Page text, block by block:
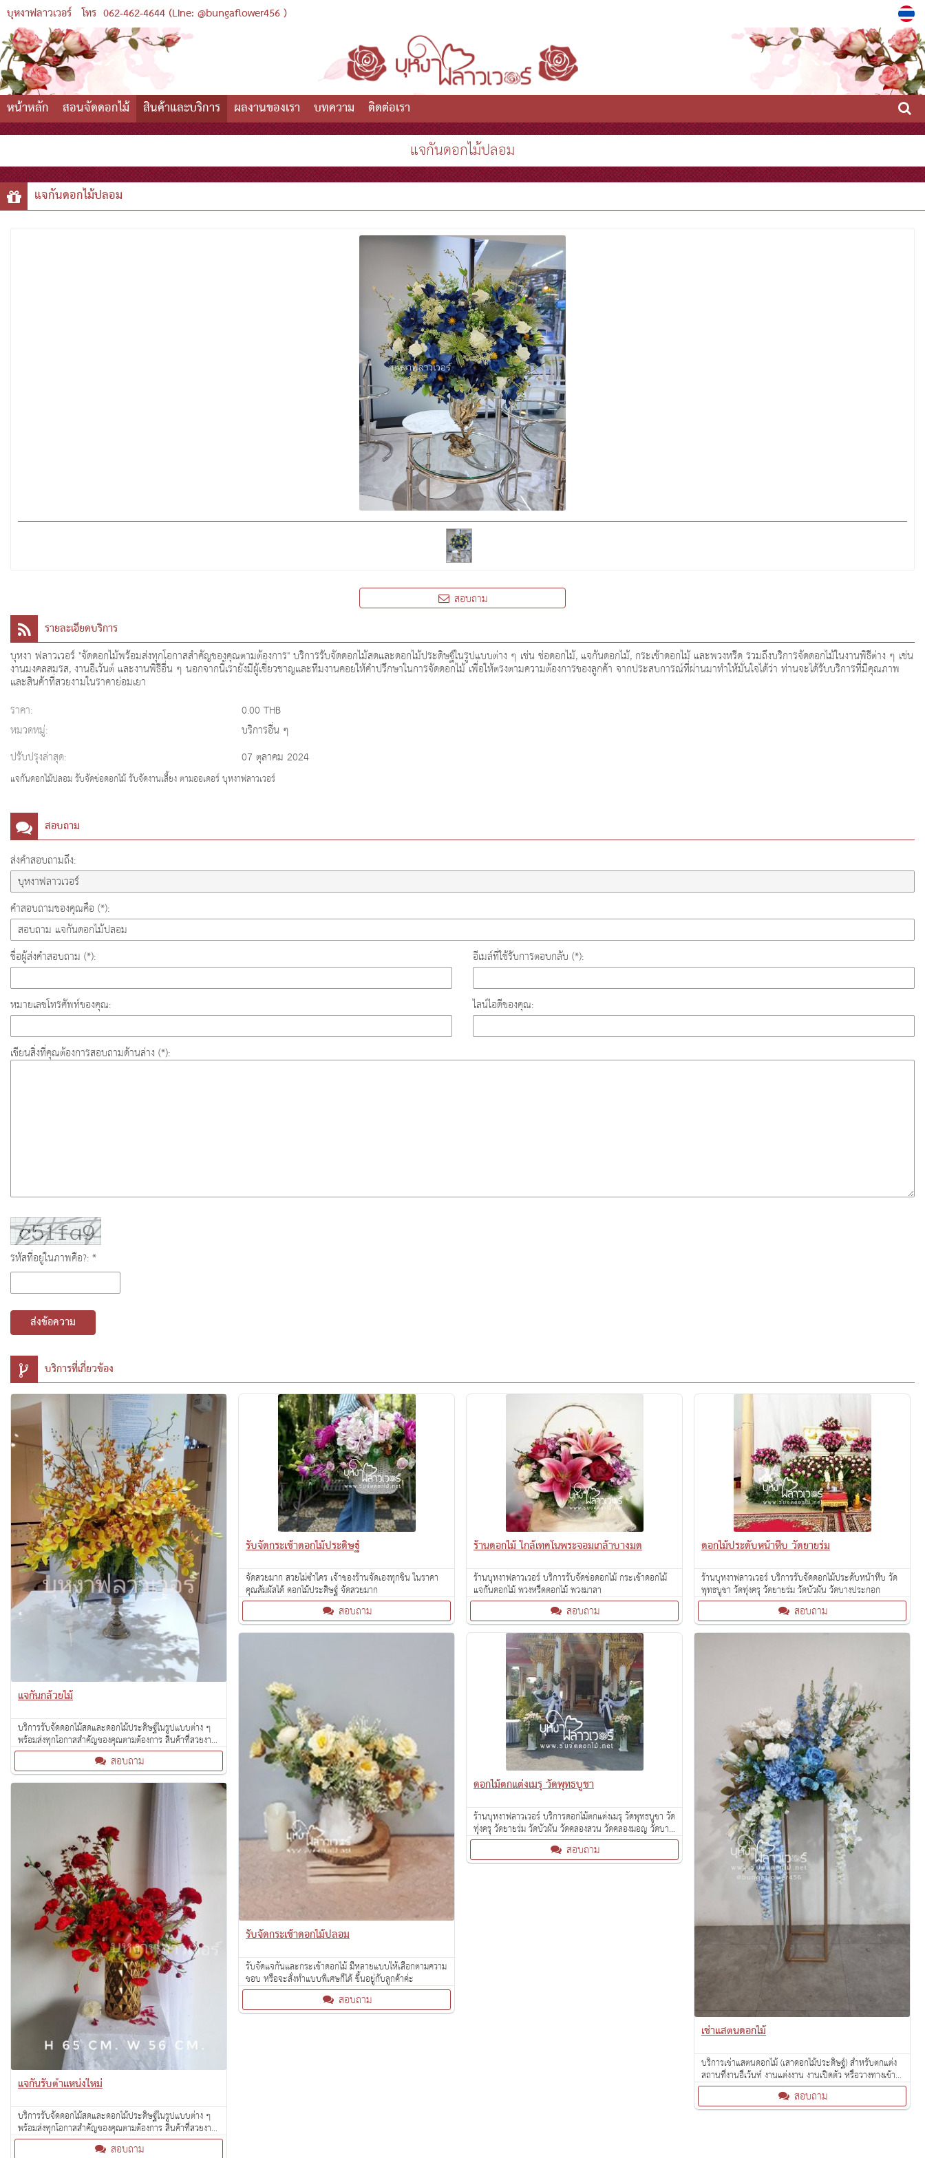
บุหงาฟลาวเวอร์ โทร 062-462-4644 (Line: @bungaflower456 )
หน้าหลัก สอนจัดดอกไม้ สินค้าและบริการ ผลงานของเรา บทความ ติดต่อเรา
แจกันดอกไม้ปลอม
แจกันดอกไม้ปลอม
สอบถาม
รายละเอียดบริการ
บุหงา ฟลาวเวอร์ "จัดดอกไม้พร้อมส่งทุกโอกาสสำคัญของคุณตามต้องการ" บริการรับจัดดอกไม้สดและดอกไม้ประดิษฐ์ในรูปแบบต่าง ๆ เช่น ช่อดอกไม้, แจกันดอกไม้, กระเช้าดอกไม้ และพวงหรีด รวมถึงบริการจัดดอกไม้ในงานพิธีต่าง ๆ เช่น
งานมงคลสมรส, งานอีเว้นต์ และงานพิธีอื่น ๆ นอกจากนี้เรายังมีผู้เชี่ยวชาญและทีมงานคอยให้คำปรึกษาในการจัดดอกไม้ เพื่อให้ตรงตามความต้องการของลูกค้า จากประสบการณ์ที่ผ่านมาทำให้มั่นใจได้ว่า ท่านจะได้รับบริการที่มีคุณภาพ
และสินค้าที่สวยงามในราคาย่อมเยา
ราคา:
0.00 THB
หมวดหมู่:
บริการอื่น ๆ
ปรับปรุงล่าสุด:
07 ตุลาคม 2024
แจกันดอกไม้ปลอม รับจัดช่อดอกไม้ รับจัดงานเลี้ยง ตามออเดอร์ บุหงาฟลาวเวอร์
สอบถาม
ส่งคำสอบถามถึง:
คำสอบถามของคุณคือ (*):
ชื่อผู้ส่งคำสอบถาม (*): อีเมล์ที่ใช้รับการตอบกลับ (*):
หมายเลขโทรศัพท์ของคุณ: ไลน์ไอดีของคุณ:
เขียนสิ่งที่คุณต้องการสอบถามด้านล่าง (*):
รหัสที่อยู่ในภาพคือ?: *
ส่งข้อความ
บริการที่เกี่ยวข้อง
แจกันกล้วยไม้
บริการรับจัดดอกไม้สดและดอกไม้ประดิษฐ์ในรูปแบบต่าง ๆ
พร้อมส่งทุกโอกาสสำคัญของคุณตามต้องการ สินค้าที่สวยงาม
ในราคาย่อมเยา สอบถาม
รับจัดกระเช้าดอกไม้ประดิษฐ์
จัดสวยมาก สวยไม่ซ้ำใคร เจ้าของร้านจัดเองทุกชิ้น ในราคา
คุณสัมผัสได้ ดอกไม้ประดิษฐ์ จัดสวยมาก
สอบถาม
ร้านดอกไม้ ใกล้เทคโนพระจอมเกล้าบางมด
ร้านบุหงาฟลาวเวอร์ บริการรับจัดช่อดอกไม้ กระเช้าดอกไม้
แจกันดอกไม้ พวงหรีดดอกไม้ พวงมาลา
สอบถาม
ดอกไม้ประดับหน้าหีบ วัดยายร่ม
ร้านบุหงาฟลาวเวอร์ บริการรับจัดดอกไม้ประดับหน้าหีบ วัด
พุทธบูชา วัดทุ่งครุ วัดยายร่ม วัดบัวผัน วัดบางประกอก
สอบถาม
รับจัดกระเช้าดอกไม้ปลอม
รับจัดแจกันและกระเช้าดอกไม้ มีหลายแบบให้เลือกตามความ
ชอบ หรือจะสั่งทำแบบพิเศษก็ได้ ขึ้นอยู่กับลูกค้าค่ะ
สอบถาม
ดอกไม้ตกแต่งเมรุ วัดพุทธบูชา
ร้านบุหงาฟลาวเวอร์ บริการดอกไม้ตกแต่งเมรุ วัดพุทธบูชา วัด
ทุ่งครุ วัดยายร่ม วัดบัวผัน วัดคลองสวน วัดคลองมอญ วัดบาง
ประกอก สอบถาม
เช่าแสตนดอกไม้
บริการเช่าแสตนดอกไม้ (เสาดอกไม้ประดิษฐ์) สำหรับตกแต่ง
สถานที่งานอีเว้นท์ งานแต่งงาน งานเปิดตัว หรือวางทางเข้า
งาน สอบถาม
แจกันรับตำแหน่งใหม่
บริการรับจัดดอกไม้สดและดอกไม้ประดิษฐ์ในรูปแบบต่าง ๆ
พร้อมส่งทุกโอกาสสำคัญของคุณตามต้องการ สินค้าที่สวยงาม
ในราคาย่อมเยา สอบถาม